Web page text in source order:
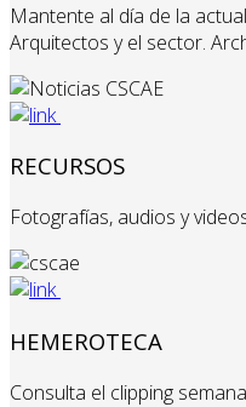
Mantente al día de la
Arquitectos y el sector.
RECURSOS
Fotografías, audios y
HEMEROTECA
Consulta el clipping